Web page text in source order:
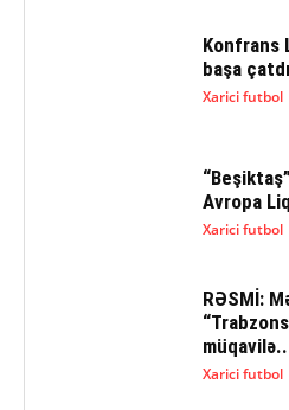
Konfrans
başa
Xarici futbol
Avropa
Xarici futbol
RƏSMİ:
Xarici futbol